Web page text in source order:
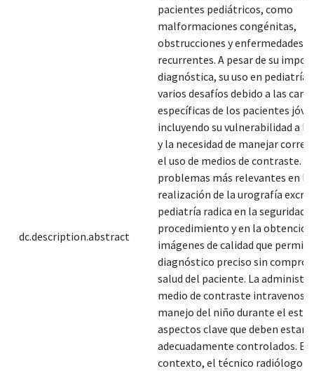
dc.description.abstract
pacientes pediátricos, como
malformaciones congénitas,
obstrucciones y enfermedades
recurrentes. A pesar de su
diagnóstica, su uso en pediatría
varios desafíos debido a las
específicas de los pacientes
incluyendo su vulnerabilidad a
y la necesidad de manejar
el uso de medios de contraste.
problemas más relevantes en la
realización de la urografía
pediatría radica en la seguridad
procedimiento y en la
imágenes de calidad que
diagnóstico preciso sin
salud del paciente. La
medio de contraste intravenoso
manejo del niño durante el
aspectos clave que deben estar
adecuadamente controlados.
contexto, el técnico radiólogo